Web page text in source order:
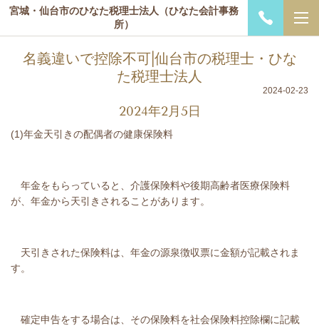
宮城・仙台市のひなた税理士法人（ひなた会計事務
所）
名義違いで控除不可|仙台市の税理士・ひな
た税理士法人
2024-02-23
2024年2月5日
(1)年金天引きの配偶者の健康保険料
年金をもらっていると、介護保険料や後期高齢者医療保険料
が、年金から天引きされることがあります。
天引きされた保険料は、年金の源泉徴収票に金額が記載されま
す。
確定申告をする場合は、その保険料を社会保険料控除欄に記載